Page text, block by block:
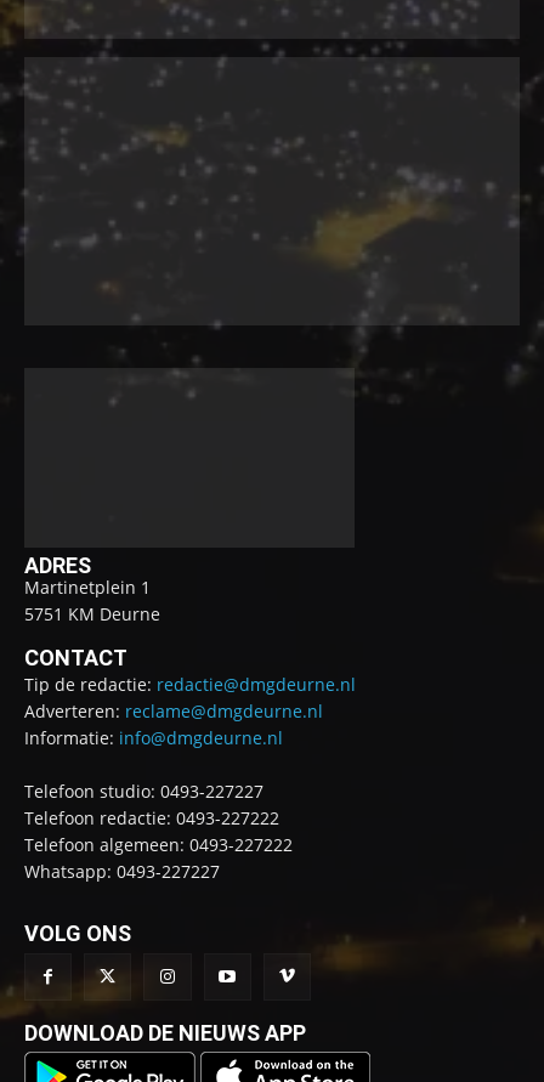
ADRES
Martinetplein 1
5751 KM Deurne
CONTACT
Tip de redactie: redactie@dmgdeurne.nl
Adverteren: reclame@dmgdeurne.nl
Informatie: info@dmgdeurne.nl
Telefoon studio: 0493-227227
Telefoon redactie: 0493-227222
Telefoon algemeen: 0493-227222
Whatsapp: 0493-227227
VOLG ONS
DOWNLOAD DE NIEUWS APP